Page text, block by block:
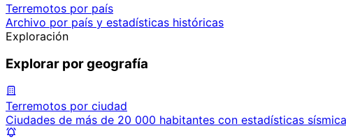
Terremotos por país
Archivo por país y estadísticas históricas
Exploración
Explorar por geografía
Terremotos por ciudad
Ciudades de más de 20 000 habitantes con estadísticas